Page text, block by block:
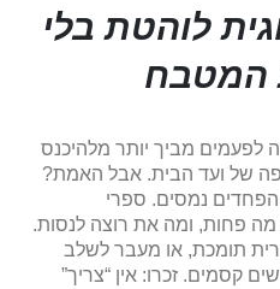
לוהטת בלי
המטבח
לפעמים מביך יותר מלהיכנס
של ועד הבית. אבל האמת?
נמסים. ספרי
פחות, ומה את רוצה לנסות.
כרית תומכת, או מעבר לשלב
קסמים. זכרו: אין “צריך”